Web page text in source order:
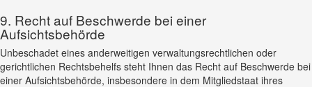
9. Recht auf Beschwerde bei einer
Aufsichtsbehörde
Unbeschadet eines anderweitigen verwaltungsrechtlichen oder
gerichtlichen Rechtsbehelfs steht Ihnen das Recht auf Beschwerde bei
einer Aufsichtsbehörde, insbesondere in dem Mitgliedstaat ihres